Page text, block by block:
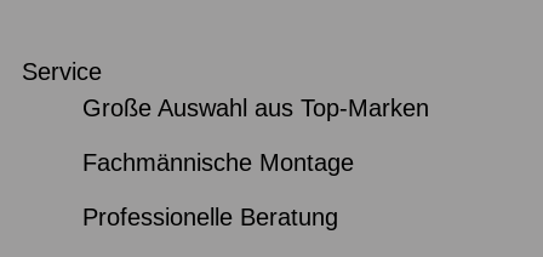
Service
Große Auswahl aus Top-Marken
Fachmännische Montage
Professionelle Beratung